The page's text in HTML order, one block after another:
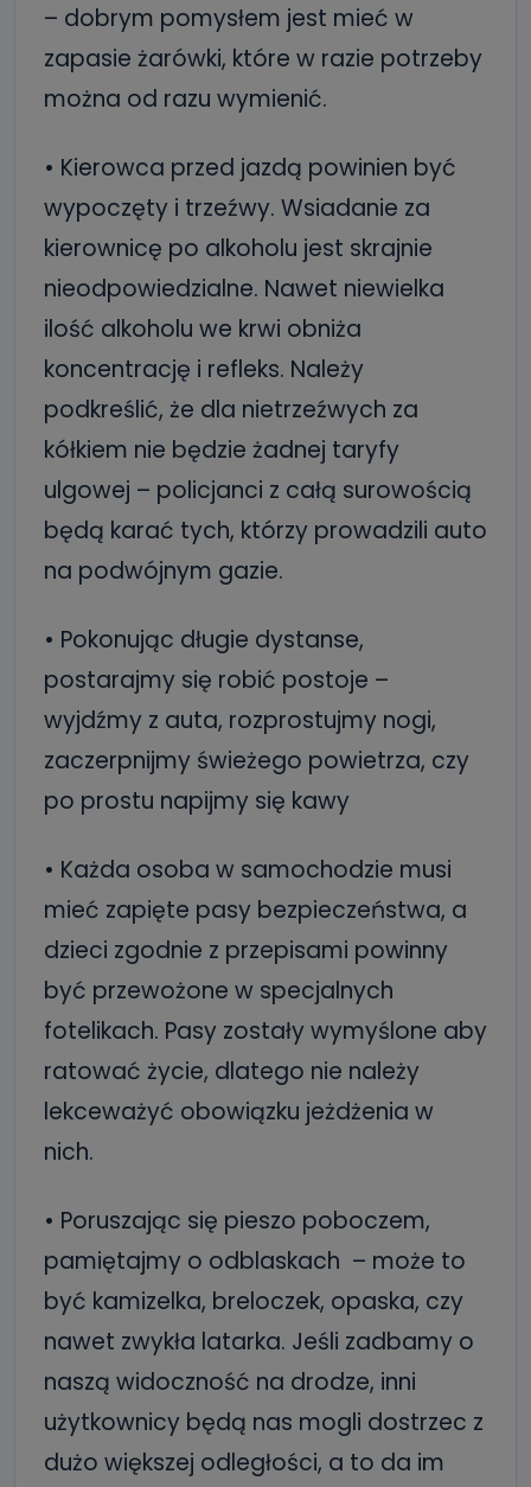
– dobrym pomysłem jest mieć w
zapasie żarówki, które w razie potrzeby
można od razu wymienić.
• Kierowca przed jazdą powinien być
wypoczęty i trzeźwy. Wsiadanie za
kierownicę po alkoholu jest skrajnie
nieodpowiedzialne. Nawet niewielka
ilość alkoholu we krwi obniża
koncentrację i refleks. Należy
podkreślić, że dla nietrzeźwych za
kółkiem nie będzie żadnej taryfy
ulgowej – policjanci z całą surowością
będą karać tych, którzy prowadzili auto
na podwójnym gazie.
• Pokonując długie dystanse,
postarajmy się robić postoje –
wyjdźmy z auta, rozprostujmy nogi,
zaczerpnijmy świeżego powietrza, czy
po prostu napijmy się kawy
• Każda osoba w samochodzie musi
mieć zapięte pasy bezpieczeństwa, a
dzieci zgodnie z przepisami powinny
być przewożone w specjalnych
fotelikach. Pasy zostały wymyślone aby
ratować życie, dlatego nie należy
lekceważyć obowiązku jeżdżenia w
nich.
• Poruszając się pieszo poboczem,
pamiętajmy o odblaskach – może to
być kamizelka, breloczek, opaska, czy
nawet zwykła latarka. Jeśli zadbamy o
naszą widoczność na drodze, inni
użytkownicy będą nas mogli dostrzec z
dużo większej odległości, a to da im